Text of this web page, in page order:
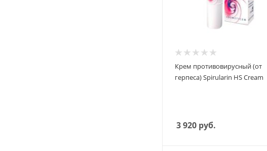
Крем противовирусный (от
герпеса) Spirularin HS Cream
3 920 руб.